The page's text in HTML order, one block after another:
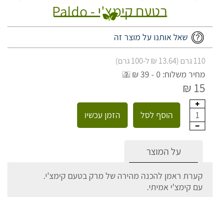
בטעם קימצ'י - Paldo
שאל אותנו על מוצר זה
110 גרם (13.64 ₪ ל-100 גרם)
מחיר משלוח: 0 - 39 ₪
15 ₪
1 הוסף לסל הזמן עכשיו
על המוצר
קערת ראמן להכנה מהירה של מרק בטעם קימצ'י.
עם קימצ'י אמיתי.